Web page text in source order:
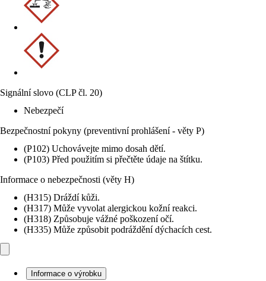
Signální slovo (CLP čl. 20)
Nebezpečí
Bezpečnostní pokyny (preventivní prohlášení - věty P)
(P102) Uchovávejte mimo dosah dětí.
(P103) Před použitím si přečtěte údaje na štítku.
Informace o nebezpečnosti (věty H)
(H315) Dráždí kůži.
(H317) Může vyvolat alergickou kožní reakci.
(H318) Způsobuje vážné poškození očí.
(H335) Může způsobit podráždění dýchacích cest.
Informace o výrobku